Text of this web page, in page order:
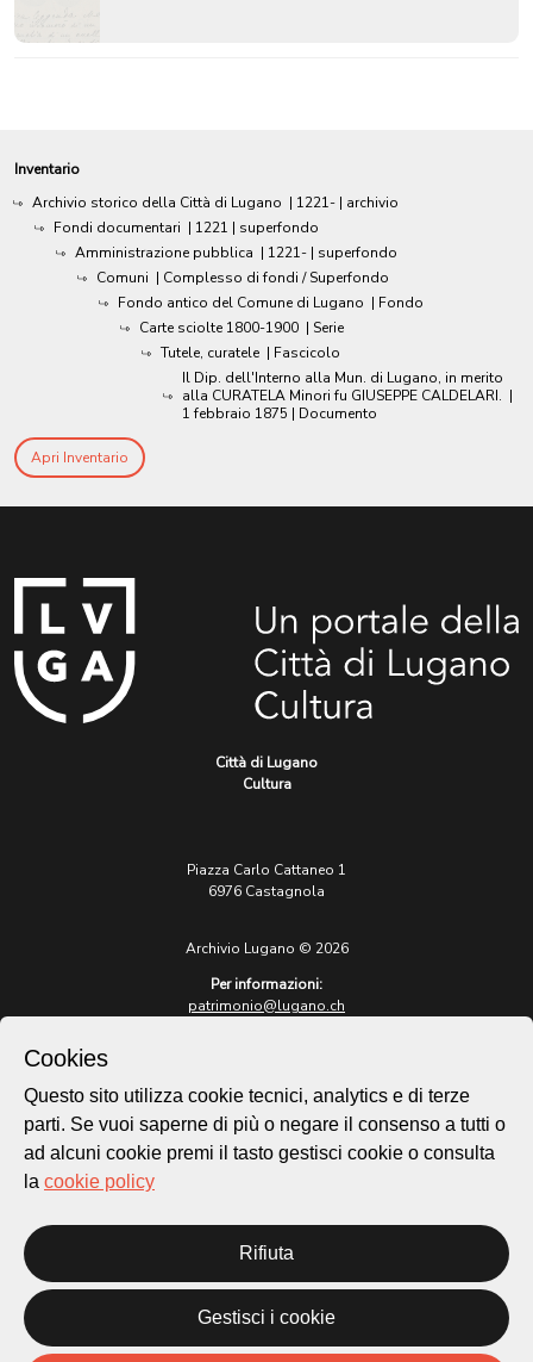
Inventario
Archivio storico della Città di Lugano | 1221- | archivio
Fondi documentari | 1221 | superfondo
Amministrazione pubblica | 1221- | superfondo
Comuni | Complesso di fondi / Superfondo
Fondo antico del Comune di Lugano | Fondo
Carte sciolte 1800-1900 | Serie
Tutele, curatele | Fascicolo
Il Dip. dell'Interno alla Mun. di Lugano, in merito
alla CURATELA Minori fu GIUSEPPE CALDELARI. |
1 febbraio 1875 | Documento
Apri Inventario
Città di Lugano
Cultura
Piazza Carlo Cattaneo 1
6976 Castagnola
Archivio Lugano © 2026
Per informazioni:
patrimonio@lugano.ch
lugano.ch
Cookie policy
Homepage
Temi
Mappa
Novità
Progetti
Cookies
Questo sito utilizza cookie tecnici, analytics e di terze
parti. Se vuoi saperne di più o negare il consenso a tutti o
ad alcuni cookie premi il tasto gestisci cookie o consulta
la cookie policy
Rifiuta
Gestisci i cookie